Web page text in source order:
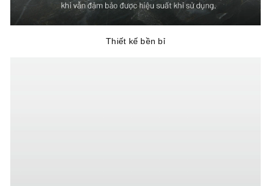
Thiết kế bền bỉ